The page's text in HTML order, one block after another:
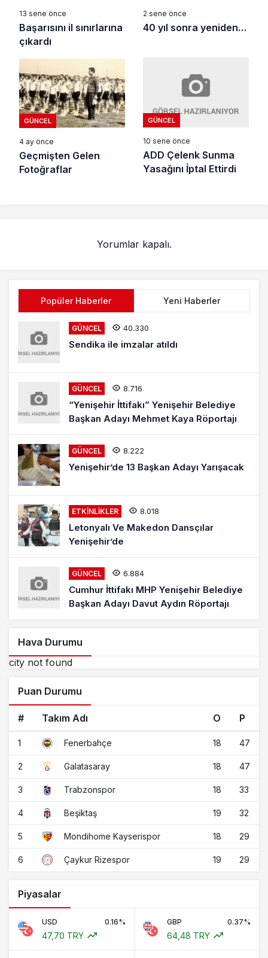
13 sene önce
Başarısını il sınırlarına
çıkardı
2 sene önce
40 yıl sonra yeniden…
GÜNCEL
4 ay önce
Geçmişten Gelen
Fotoğraflar
GÜNCEL
10 sene önce
ADD Çelenk Sunma
Yasağını İptal Ettirdi
Yorumlar kapalı.
Popüler Haberler Yeni Haberler
GÜNCEL 40.330
Sendika ile imzalar atıldı
GÜNCEL 8.716
“Yenişehir İttifakı” Yenişehir Belediye
Başkan Adayı Mehmet Kaya Röportajı
GÜNCEL 8.222
Yenişehir’de 13 Başkan Adayı Yarışacak
ETKINLIKLER 8.018
Letonyalı Ve Makedon Dansçılar
Yenişehir’de
GÜNCEL 6.884
Cumhur İttifakı MHP Yenişehir Belediye
Başkan Adayı Davut Aydın Röportajı
Hava Durumu
city not found
Puan Durumu
# Takım Adı O P
1 Fenerbahçe 18 47
2 Galatasaray 18 47
3 Trabzonspor 18 33
4 Beşiktaş 19 32
5 Mondihome Kayserispor 18 29
6 Çaykur Rizespor 19 29
Piyasalar
USD 0.16%
47,70 TRY
GBP 0.37%
64,48 TRY